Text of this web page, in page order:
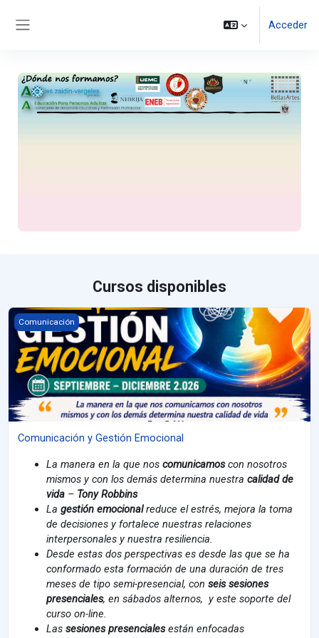
Acceder
Cursos disponibles
Imagen del curso Comunicación y Gestión Emocional
Comunicación
Comunicación y Gestión Emocional
La manera en la que nos comunicamoscon nosotros
mismos y con los demás determina nuestra calidad de
vida – Tony Robbins
La gestión emocionalreduce el estrés, mejora la toma
de decisiones y fortalece nuestras relaciones
interpersonales y nuestra resiliencia.
Desde estas dos perspectivas es desde las que se ha
conformado esta formación de una duración de tres
meses de tipo semi-presencial, con seis sesiones
presenciales, en sábados alternos, y este soporte del
curso on-line.
Las sesiones presencialesestán enfocadas